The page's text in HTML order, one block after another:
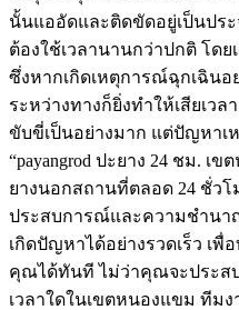
นั้นแออัดและติดขัดอยู่เป็นปร
ต้องใช้เวลานานกว่าปกติ โดย
ซึ่งหากเกิดเหตุการณ์ฉุกเฉินอ
ระหว่างทางก็ยิ่งทำให้เสียเว
ขับขี่เป็นอย่างมาก แต่ปัญหาเ
“payangrod ปะยาง 24 ชม. เ
ยางนอกสถานที่ตลอด 24 ชั่ว
ประสบการณ์และความชำนา
เกิดปัญหาได้อย่างรวดเร็ว เพื่
คุณได้ทันที ไม่ว่าคุณจะประส
เวลาใดในเขตหนองแขม ทีม